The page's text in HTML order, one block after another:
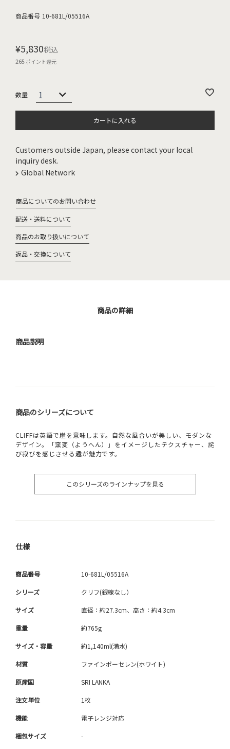
商品番号 10-681L/05516A
¥5,830税込
265ポイント還元
カートに入れる
Customers outside Japan, please contact your local
inquiry desk.
Global Network
商品についてのお問い合わせ
配送・送料について
商品のお取り扱いについて
返品・交換について
商品の詳細
商品説明
商品のシリーズについて
CLIFFは英語で崖を意味します。自然な風合いが美しい、モダンな
デザイン。「窯変（ようへん）」をイメージしたテクスチャー、詫
び寂びを感じさせる趣が魅力です。
このシリーズのラインナップを見る
仕様
商品番号 10-681L/05516A
シリーズ クリフ(銀線なし）
サイズ 直径：約27.3cm、高さ：約4.3cm
重量 約765g
サイズ・容量 約1,140ml(満水)
材質 ファインポーセレン(ホワイト)
原産国 SRI LANKA
注文単位 1枚
機能 電子レンジ対応
梱包サイズ -